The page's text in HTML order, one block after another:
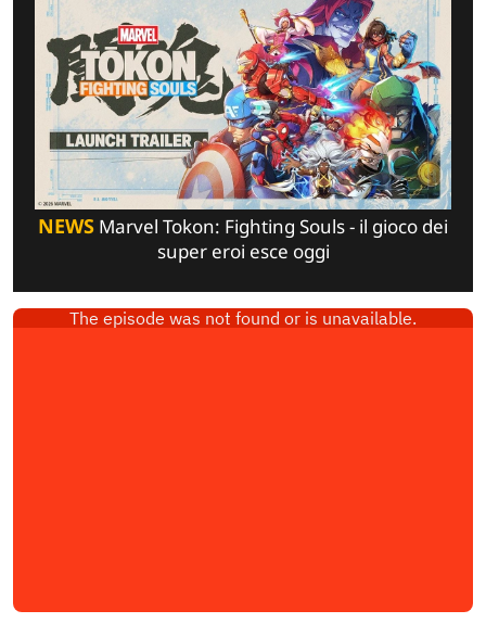
NEWS Marvel Tokon: Fighting Souls - il gioco dei
super eroi esce oggi